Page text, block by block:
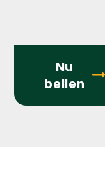
Nu
bellen